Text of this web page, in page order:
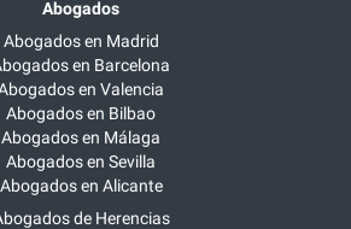
Abogados
Abogados en Madrid
en Barcelona
en Valencia
Abogados en Bilbao
Abogados en Málaga
Abogados en Sevilla
Abogados en Alicante
de Herencias